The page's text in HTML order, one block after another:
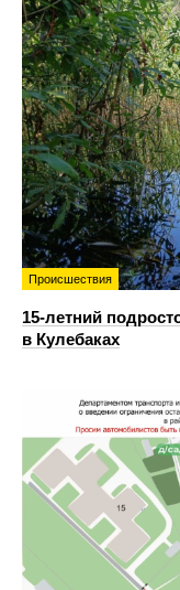
Происшествия
15-летний
в Кулебаках